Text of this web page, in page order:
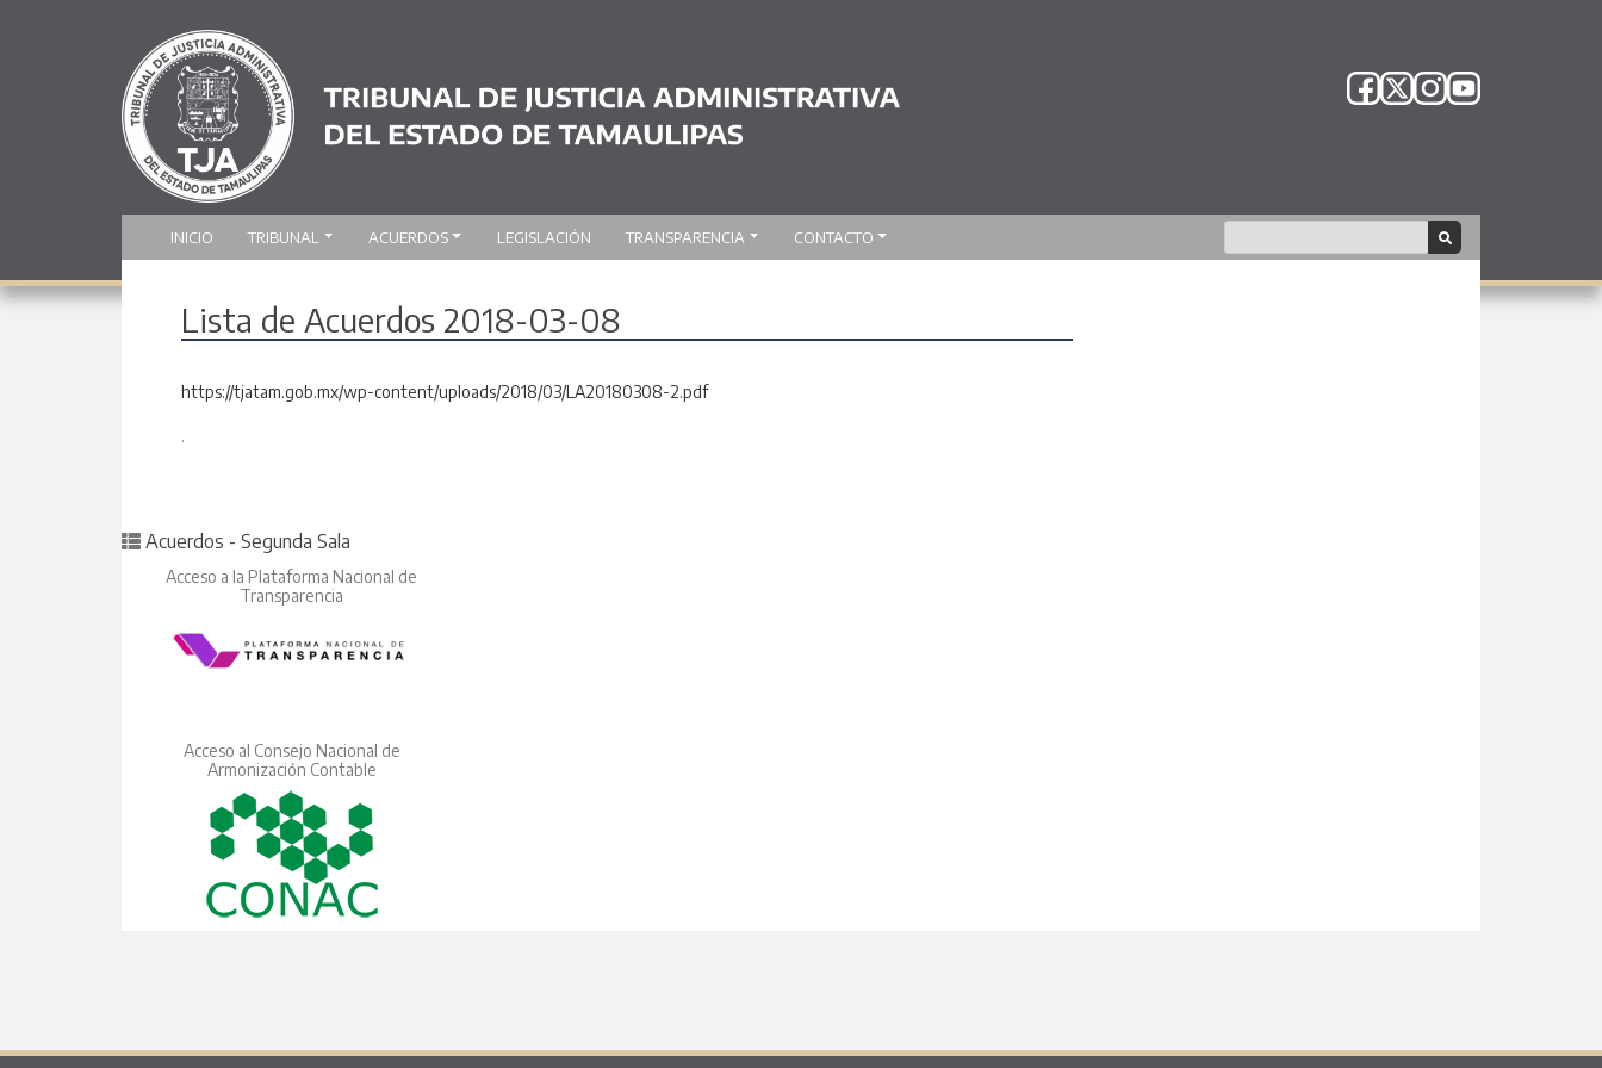
INICIO TRIBUNAL ACUERDOS LEGISLACIÓN TRANSPARENCIA CONTACTO
Lista de Acuerdos 2018-03-08
https://tjatam.gob.mx/wp-content/uploads/2018/03/LA20180308-2.pdf
.
Posted in
Acuerdos - Segunda Sala
Acceso a la Plataforma Nacional de
Transparencia
Acceso al Consejo Nacional de
Armonización Contable